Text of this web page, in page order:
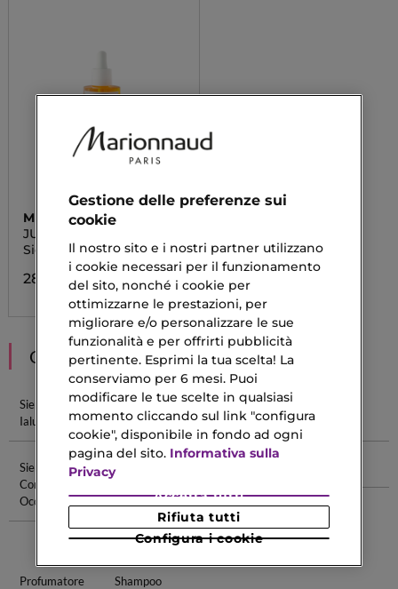
MULAC
JUICY POP
Siero Esfoliante
28,50 €
CONSIGLIATI PER TE
Siero Di Acido
Ialuronico
Siero Retinolo
Miglior Siero
Antirughe
Antirughe
Siero
Contorno
Occhi
Shampoo
Nature
Terra
Abbronzante
2026
Profumatore
Shampoo
Gestione delle preferenze sui
cookie
Il nostro sito e i nostri partner utilizzano
i cookie necessari per il funzionamento
del sito, nonché i cookie per
ottimizzarne le prestazioni, per
migliorare e/o personalizzare le sue
funzionalità e per offrirti pubblicità
pertinente. Esprimi la tua scelta! La
conserviamo per 6 mesi. Puoi
modificare le tue scelte in qualsiasi
momento cliccando sul link "configura
cookie", disponibile in fondo ad ogni
pagina del sito. Informativa sulla
Privacy
Configura i cookie
Rifiuta tutti
Accetta tutti